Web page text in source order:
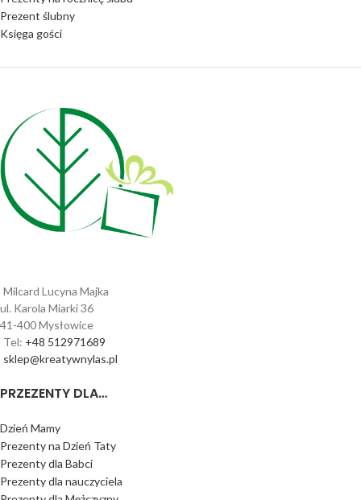
Prezent ślubny
Księga gości
Milcard Lucyna Majka
ul. Karola Miarki 36
41-400 Mysłowice
Tel: +48 512971689
sklep@kreatywnylas.pl
PRZEZENTY DLA…
Dzień Mamy
Prezenty na Dzień Taty
Prezenty dla Babci
Prezenty dla nauczyciela